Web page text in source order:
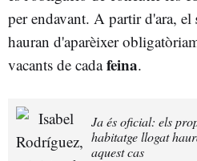
per endavant. A partir d'ara, el
hauran d'aparèixer
vacants de cadafeina.
Ja és oficial: els
habitatge llogat
aquest cas